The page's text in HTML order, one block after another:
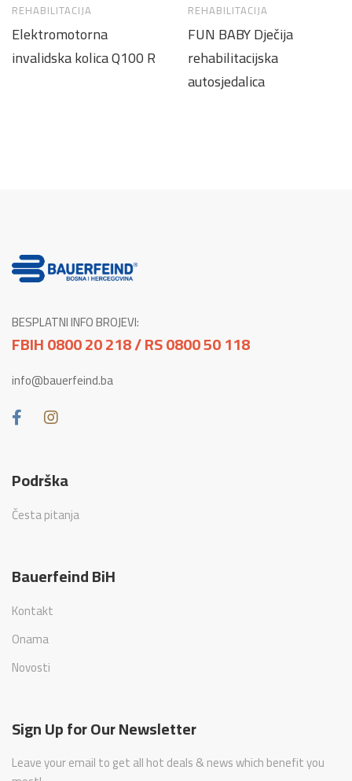
REHABILITACIJA
Elektromotorna
invalidska kolica Q100 R
REHABILITACIJA
FUN BABY Dječija
rehabilitacijska
autosjedalica
BESPLATNI INFO BROJEVI:
FBIH 0800 20 218 / RS 0800 50 118
info@bauerfeind.ba
Podrška
Česta pitanja
Bauerfeind BiH
Kontakt
Onama
Novosti
Sign Up for Our Newsletter
Leave your email to get all hot deals & news which benefit you